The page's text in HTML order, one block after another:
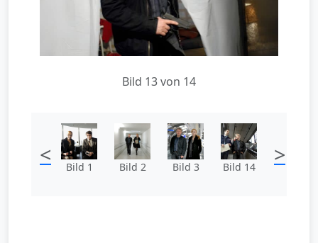
Bild 13 von 14
< Bild 1 Bild 2 Bild 3 Bild 14 >